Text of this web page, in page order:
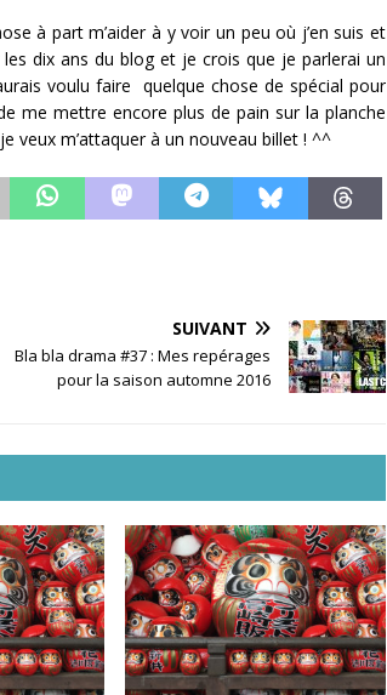
à part m’aider à y voir un peu où j’en suis et
dix ans du blog et je crois que je parlerai un
voulu faire quelque chose de spécial pour
me mettre encore plus de pain sur la planche
veux m’attaquer à un nouveau billet ! ^^
SUIVANT
Bla bla drama #37 : Mes repérages
pour la saison automne 2016